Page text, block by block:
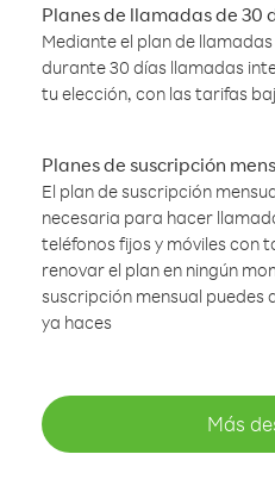
Planes de llamadas de 30
Mediante el plan de
durante 30 días llamadas
tu elección, con las tarifas
Planes de suscripción
El plan de suscripción
necesaria para hacer
teléfonos fijos y móviles con
renovar el plan en ningún
suscripción mensual puedes
ya haces
Más